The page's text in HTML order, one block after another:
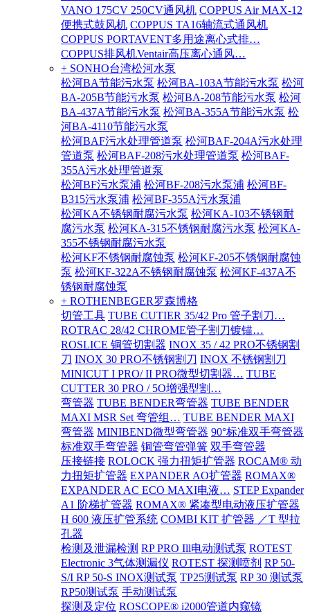
VANO 175CV 250CV通风机 COPPUS Air MAX-12
便携式鼓风机 COPPUS TA16轴流式通风机
COPPUS PORTAVENT多用途离心式排…
COPPUS排风机Ventair高压离心通风…
+ SONHO台湾松河水泵
松河BA节能污水泵 松河BA-103A节能污水泵 松河
BA-205B节能污水泵 松河BA-208节能污水泵 松河
BA-437A节能污水泵 松河BA-355A节能污水泵 松
河BA-4110节能污水泵
松河BAF污水处理管道泵 松河BAF-204A污水处理
管道泵 松河BAF-208污水处理管道泵 松河BAF-
355A污水处理管道泵
松河BF污水泵浦 松河BF-208污水泵浦 松河BF-
B315污水泵浦 松河BF-355A污水泵浦
松河KA不锈钢耐腐污水泵 松河KA-103不锈钢耐
腐污水泵 松河KA-315不锈钢耐腐污水泵 松河KA-
355不锈钢耐腐污水泵
松河KF不锈钢耐腐蚀泵 松河KF-205不锈钢耐腐蚀
泵 松河KF-322A不锈钢耐腐蚀泵 松河KF-437A不
锈钢耐腐蚀泵
+ ROTHENBEGER罗森博格
切管工具 TUBE CUTIER 35/42 Pro 管子割刀…
ROTRAC 28/42 CHROME管子割刀镀锚…
ROSLICE 铜管切割器 INOX 35 / 42 PRO不锈钢割
刀 INOX 30 PRO不锈钢割刀 INOX 不锈钢割刀
MINICUT I PRO/ II PRO微型切割器… TUBE
CUTTER 30 PRO / 5O增强型割…
弯管器 TUBE BENDER弯管器 TUBE BENDER
MAXI MSR Set 弯管组… TUBE BENDER MAXI
弯管器 MINIBEND微型弯管器 90°标准双手弯管器
标准双手弯管器 铜管弯管弹簧 双手弯管器
压接链接 ROLOCK 强力扭矩扩管器 ROCAM® 动
力扭矩扩管器 EXPANDER AO扩管器 ROMAX®
EXPANDER AC ECO MAXI电液… STEP Expander
A1 阶梯扩管器 ROMAX® 紧凑型电动液压扩管器
H 600 液压扩管系统 COMBI KIT 扩管器 ／T 型拉
孔器
检测及泄漏检测 RP PRO Ill电动测试泵 ROTEST
Electronic 3气体测漏仪 ROTEST 探测喷剂 RP 50-
S/I RP 50-S INOX测试泵 TP25测试泵 RP 30 测试泵
RP50测试泵 手动测试泵
探测及定位 ROSCOPE® i2000管道内窥镜